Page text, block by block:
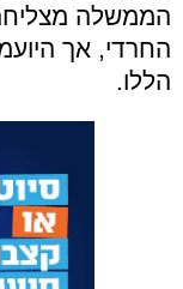
הממשלה
החרדי, אך
הללו.